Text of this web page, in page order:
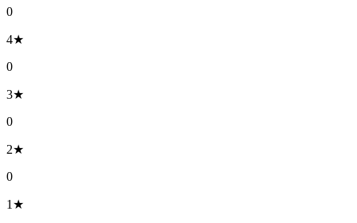
0
4★
0
3★
0
2★
0
1★